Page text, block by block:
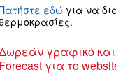
εδώ για να
θερμοκρασίες.
γραφικό
Forecast για το